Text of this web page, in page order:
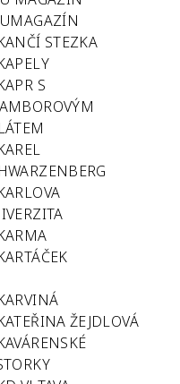
STEZKA
S
ŽEJDLOVÁ